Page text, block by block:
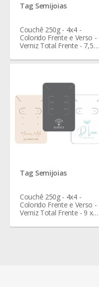
Tag Semijoias
Couchê 250g - 4x4 -
Colorido Frente e Verso -
Verniz Total Frente - 7,5 x
Tag Semijoias
Couchê 250g - 4x4 -
Colorido Frente e Verso -
Verniz Total Frente - 9 x 6